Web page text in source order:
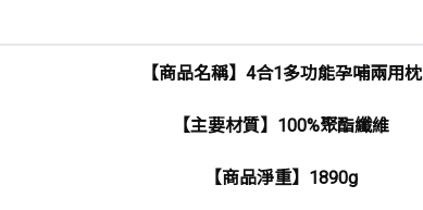
【商品名稱】4合1多功能孕哺兩用枕
【主要材質】100%聚酯纖維
【商品淨重】1890g